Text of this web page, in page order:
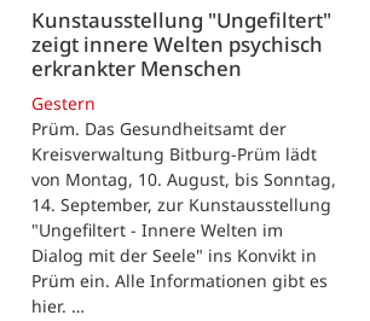
Kunstausstellung "Ungefiltert"
zeigt innere Welten psychisch
erkrankter Menschen
Gestern
Prüm. Das Gesundheitsamt der
Kreisverwaltung Bitburg-Prüm lädt
von Montag, 10. August, bis Sonntag,
14. September, zur Kunstausstellung
"Ungefiltert - Innere Welten im
Dialog mit der Seele" ins Konvikt in
Prüm ein. Alle Informationen gibt es
hier. …